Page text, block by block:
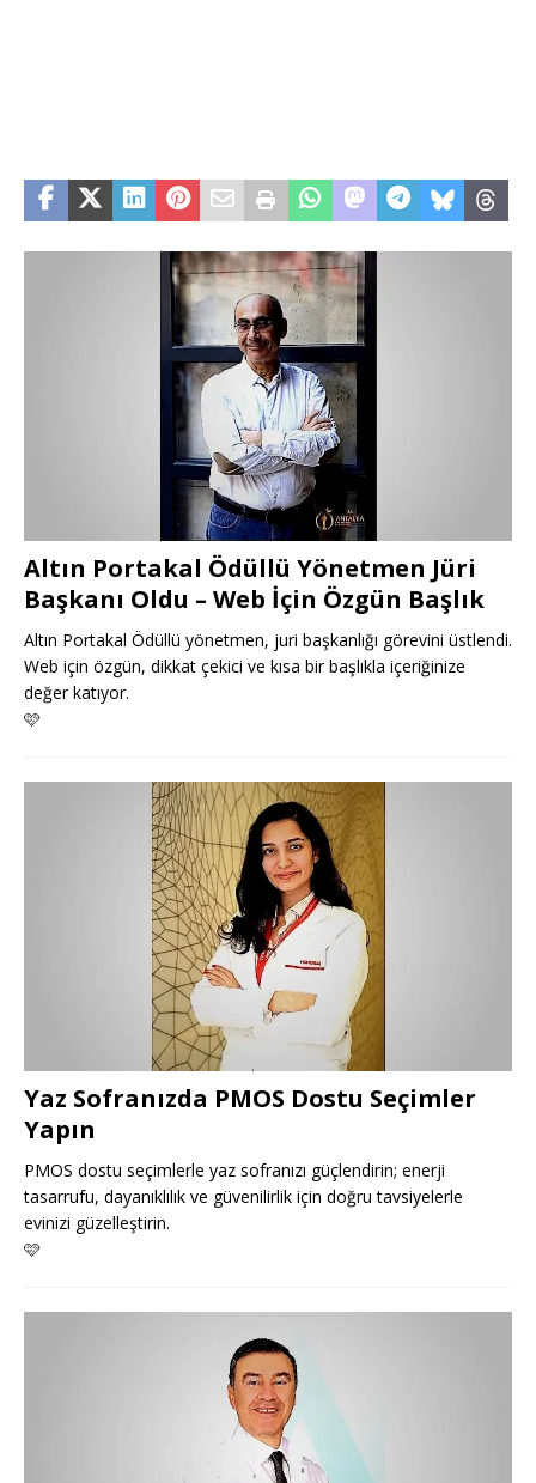
Altın Portakal Ödüllü Yönetmen Jüri
Başkanı Oldu – Web İçin Özgün Başlık
Altın Portakal Ödüllü yönetmen, juri başkanlığı görevini üstlendi.
Web için özgün, dikkat çekici ve kısa bir başlıkla içeriğinize
değer katıyor.
🩷
Yaz Sofranızda PMOS Dostu Seçimler
Yapın
PMOS dostu seçimlerle yaz sofranızı güçlendirin; enerji
tasarrufu, dayanıklılık ve güvenilirlik için doğru tavsiyelerle
evinizi güzelleştirin.
🩷